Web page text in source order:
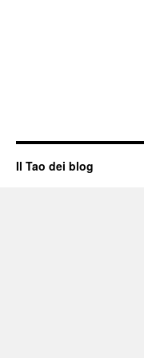
Il Tao dei blog